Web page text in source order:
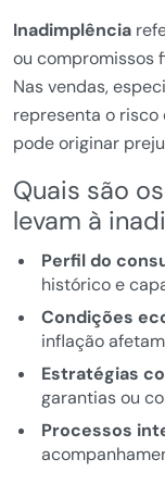
Inadimplência
ou compromissos
Nas vendas,
representa o risco
pode originar
Quais são
levam à
Perfil do
histórico e
Condições
inflação
Estratégias
garantias ou
Processos